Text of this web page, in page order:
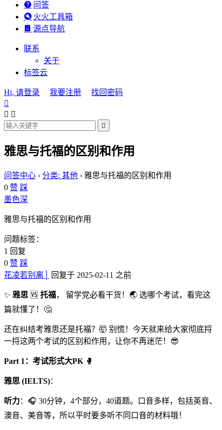
问答
火火工具箱
源点导航
联系
关于
标签云
Hi, 请登录 我要注册
找回密码

 

雅思与托福的区别和作用
问答中心 › 分类: 其他 › 雅思与托福的区别和作用
0 赞 踩
墨色深
雅思与托福的区别和作用
问题标签：
1 回复
0 赞 踩
花凌若别离│
回复于 2025-02-11 之前
✨ 雅思 🆚 托福， 留学党必看干货！🌏 选哪个考试，看完这
篇就懂了！🤔
还在纠结考雅思还是托福？🤯 别慌！今天就来给大家彻底捋
一捋这两个考试的区别和作用，让你不再迷茫！😎
Part 1：考试形式大PK 🥊
雅思 (IELTS)：
听力：🎧 30分钟，4个部分，40道题。口音多样，包括英音、
澳音、美音等，所以平时要多听不同口音的材料哦！